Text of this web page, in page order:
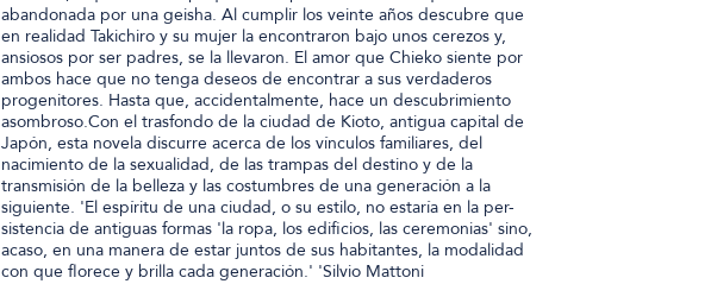
abandonada por una geisha. Al cumplir los veinte años descubre que
en realidad Takichiro y su mujer la encontraron bajo unos cerezos y,
ansiosos por ser padres, se la llevaron. El amor que Chieko siente por
ambos hace que no tenga deseos de encontrar a sus verdaderos
progenitores. Hasta que, accidentalmente, hace un descubrimiento
asombroso.Con el trasfondo de la ciudad de Kioto, antigua capital de
Japón, esta novela discurre acerca de los vínculos familiares, del
nacimiento de la sexualidad, de las trampas del destino y de la
transmisión de la belleza y las costumbres de una generación a la
siguiente. 'El espíritu de una ciudad, o su estilo, no estaría en la per-
sistencia de antiguas formas 'la ropa, los edificios, las ceremonias' sino,
acaso, en una manera de estar juntos de sus habitantes, la modalidad
con que florece y brilla cada generación.' 'Silvio Mattoni